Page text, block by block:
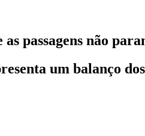
passagens não
um balanço